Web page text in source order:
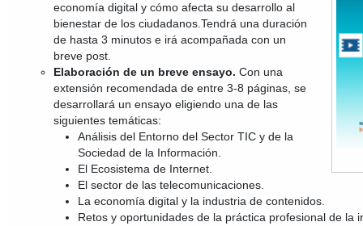
economía digital y cómo afecta su desarrollo al
bienestar de los ciudadanos.Tendrá una duración
de hasta 3 minutos e irá acompañada con un
breve post.
Elaboración de un breve ensayo. Con una
extensión recomendada de entre 3-8 páginas, se
desarrollará un ensayo eligiendo una de las
siguientes temáticas:
Análisis del Entorno del Sector TIC y de la
Sociedad de la Información.
El Ecosistema de Internet.
El sector de las telecomunicaciones.
La economía digital y la industria de contenidos.
Retos y oportunidades de la práctica profesional de la